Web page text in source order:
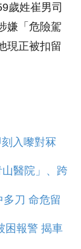
歲姓崔男司
嫌「危險駕
現正被扣留
入嚟對冧
醫院」、跨
刀 命危留
困報警 揭車